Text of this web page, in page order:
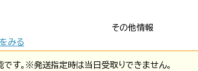
その他情報
みる
す。※発送指定時は当日受取りできません。